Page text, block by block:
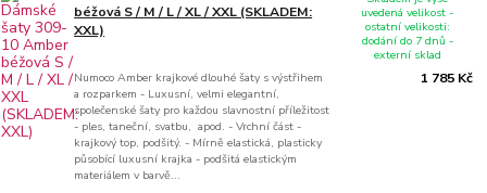
béžová S / M / L / XL / XXL (SKLADEM:
XXL)
Numoco Amber krajkové dlouhé šaty s výstřihem
a rozparkem - Luxusní, velmi elegantní,
společenské šaty pro každou slavnostní příležitost
- ples, taneční, svatbu, apod. - Vrchní část -
krajkový top, podšitý. - Mírně elastická, plasticky
působící luxusní krajka - podšitá elastickým
materiálem v barvě...
1 785 Kč
uvedená velikost -
ostatní velikosti:
dodání do 7 dnů -
externí sklad